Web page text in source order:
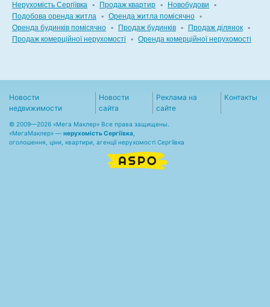
Нерухомість Сергіївка ▪ Продаж квартир ▪ Новобудови
▪
Подобова оренда житла ▪ Оренда житла помісячно ▪
Оренда будинків помісячно ▪ Продаж будинків ▪ Продаж ділянок ▪
Продаж комерційної нерухомості
▪ Оренда комерційної нерухомості
Новости
недвижимости
Новости
сайта
Реклама на
сайте
Контакты
© 2009—2026 «Мега Маклер» Все права защищены.
«МегаМаклер» — нерухомість Сергіївка
оголошення, ціни, квартири, агенції нерухомості Сергіївка